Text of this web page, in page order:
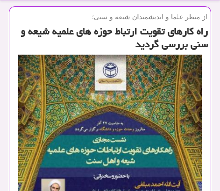
از منظر علما و اندیشمندان شیعه و سنی؛
راه كارهای تقویت ارتباط حوزه های علمیه شیعه و
سنی بررسی گردید